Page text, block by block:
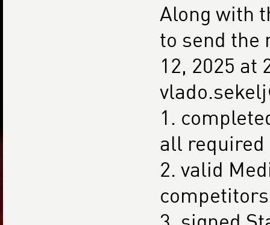
Along with
to send the
12, 2025 at
1.
all
2. valid